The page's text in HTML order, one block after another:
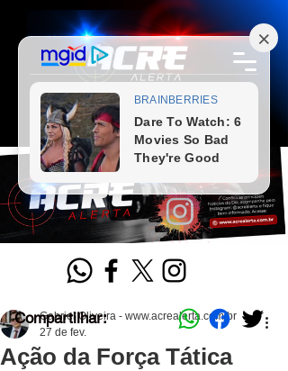
Ação da Força Tática
Gabriel Oliveira - www.acrealerta.com.br
27 de fev.
Compartilhar: